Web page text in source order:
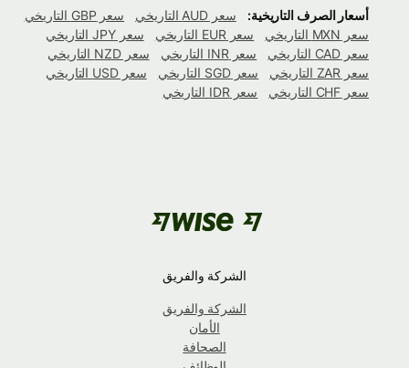
أسعار الصرف التاريخية: سعر AUD التاريخي
سعر GBP التاريخي
سعر MXN التاريخي
سعر EUR التاريخي
سعر JPY التاريخي
سعر CAD التاريخي
سعر INR التاريخي
سعر NZD التاريخي
سعر ZAR التاريخي
سعر SGD التاريخي
سعر USD التاريخي
سعر CHF التاريخي
سعر IDR التاريخي
الشركة والفريق
الشركة والفريق
الأمان
الصحافة